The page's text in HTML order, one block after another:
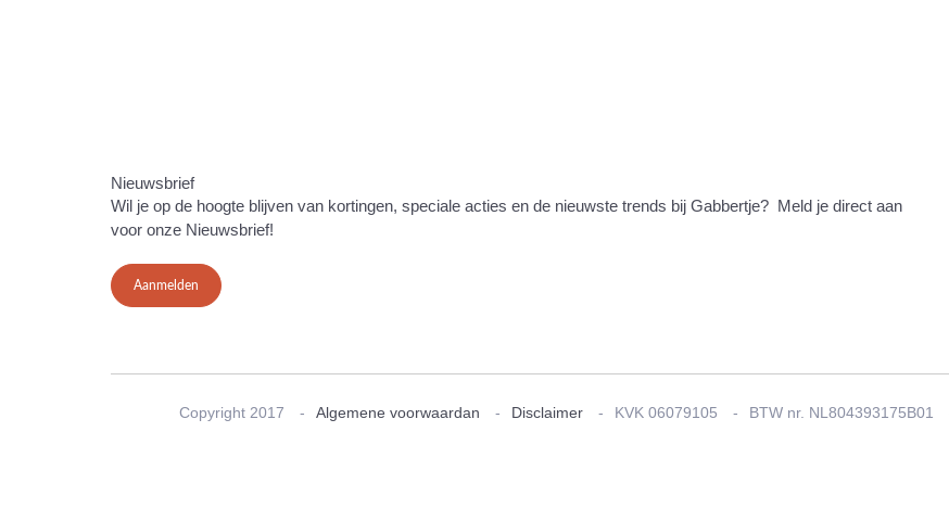
Nieuwsbrief
Wil je op de hoogte blijven van kortingen, speciale acties en de nieuwste trends bij Gabbertje? Meld je direct aan
voor onze Nieuwsbrief!
Aanmelden
Copyright 2017 Algemene voorwaardan Disclaimer KVK 06079105 BTW nr. NL804393175B01